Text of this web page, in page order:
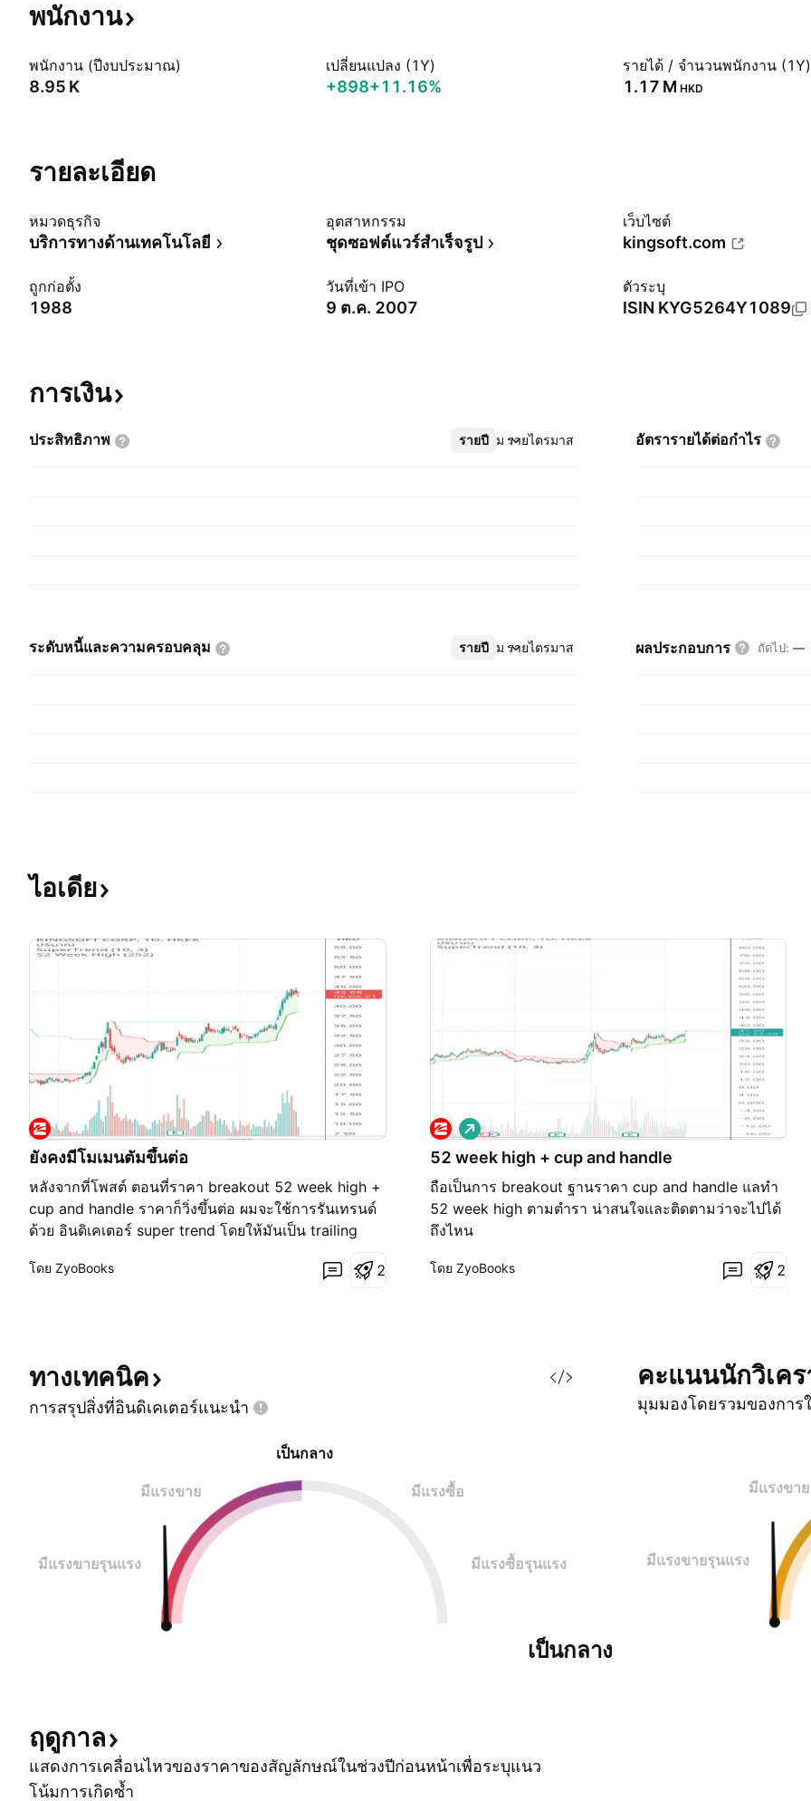
พนักงาน
พนักงาน (ปีงบประมาณ)
‪8.95 K‬
เปลี่ยนแปลง (1Y)
+898+11.16%
รายได้ / จำนวนพนักงาน (1Y)
‪1.17 M‬ HKD
รายละเอียด
หมวดธุรกิจ
บริการทางด้านเทคโนโลยี
อุตสาหกรรม
ชุดซอฟต์แวร์สำเร็จรูป
เว็บไซต์
kingsoft.com
ถูกก่อตั้ง
1988
วันที่เข้า IPO
9 ต.ค. 2007
ตัวระบุ
ISIN KYG5264Y1089
การเงิน
ประสิทธิภาพ รายปี รายไตรมาส
เพิ่มเติม อัตรารายได้ต่อกำไร
ระดับหนี้และความครอบคลุม รายปี รายไตรมาส
เพิ่มเติม ผลประกอบการ ถัดไป: —
ไอเดีย
ยังคงมีโมเมนตัมขึ้นต่อ
หลังจากที่โพสต์ ตอนที่ราคา breakout 52 week high +
cup and handle ราคาก็วิ่งขึ้นต่อ ผมจะใช้การรันเทรนด์
ด้วย อินดิเคเตอร์ super trend โดยให้มันเป็น trailing
แล้ว กลายเป็นธุรกิจที่ไร้ต้นทุน มีแต่ได้กับได้(ยกเว้นกรณี
โดย ZyoBooks 2
52 week high + cup and handle
ถือเป็นการ breakout ฐานราคา cup and handle แลทำ
52 week high ตามตำรา น่าสนใจและติดตามว่าจะไปได้
ถึงไหน
เ
ม
ขึ้
น
โดย ZyoBooks 2
ทางเทคนิค
การสรุปสิ่งที่อินดิเคเตอร์แนะนำ
เป็นกลาง
มีแรงขาย มีแรงซื้อ
มีแรงขายรุนแรง มีแรงซื้อรุนแรง
เป็นกลาง
คะแนนนักวิเค
มุมมองโดยรวมของกา
มีแรงขาย
มีแรงขายรุนแรง
ฤดูกาล
แสดงการเคลื่อนไหวของราคาของสัญลักษณ์ในช่วงปีก่อนหน้าเพื่อระบุแนว
โน้มการเกิดซ้ำ